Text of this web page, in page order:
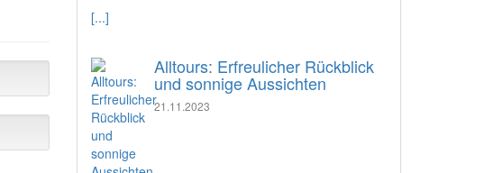
[...]
Alltours: Erfreulicher Rückblick
und sonnige Aussichten
21.11.2023